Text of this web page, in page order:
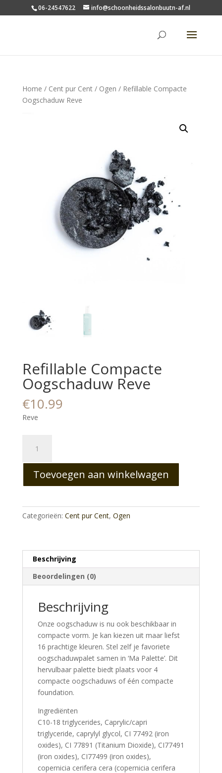
06-24547622 info@schoonheidssalonbuutn-af.nl
Home / Cent pur Cent/ Ogen / Refillable Compacte
Oogschaduw Reve
Refillable Compacte
Oogschaduw Reve
€10.99
Reve
Compacte
Oogschaduw
Reve
aantal
Toevoegen aan winkelwagen
Categorieën: Cent pur Cent, Ogen
Beschrijving
Beoordelingen (0)
Beschrijving
Onze oogschaduw is nu ook beschikbaar in
compacte vorm. Je kan kiezen uit maar liefst
16 prachtige kleuren. Stel zelf je favoriete
oogschaduwpalet samen in ‘Ma Palette’. Dit
hervulbaar palette biedt plaats voor 4
compacte oogschaduws of één compacte
foundation.
Ingrediënten
C10-18 triglycerides, Caprylic/capri
triglyceride, caprylyl glycol, CI 77492 (iron
oxides), CI 77891 (Titanium Dioxide), CI77491
(iron oxides), CI77499 (iron oxides),
copernicia cerifera cera (copernicia cerifera